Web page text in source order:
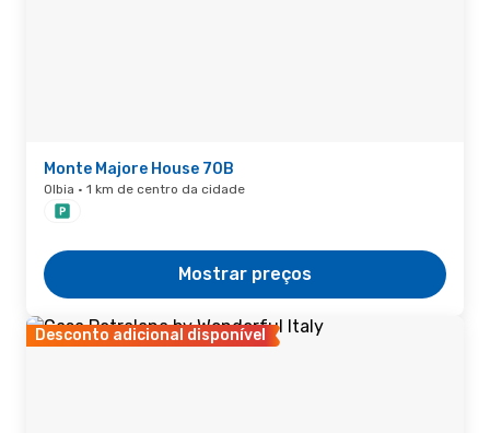
Monte Majore House 70B
Olbia · 1 km de centro da cidade
Mostrar preços
Desconto adicional disponível